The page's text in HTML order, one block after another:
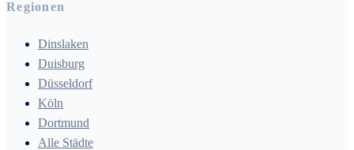
Regionen
Dinslaken
Duisburg
Düsseldorf
Köln
Dortmund
Alle Städte